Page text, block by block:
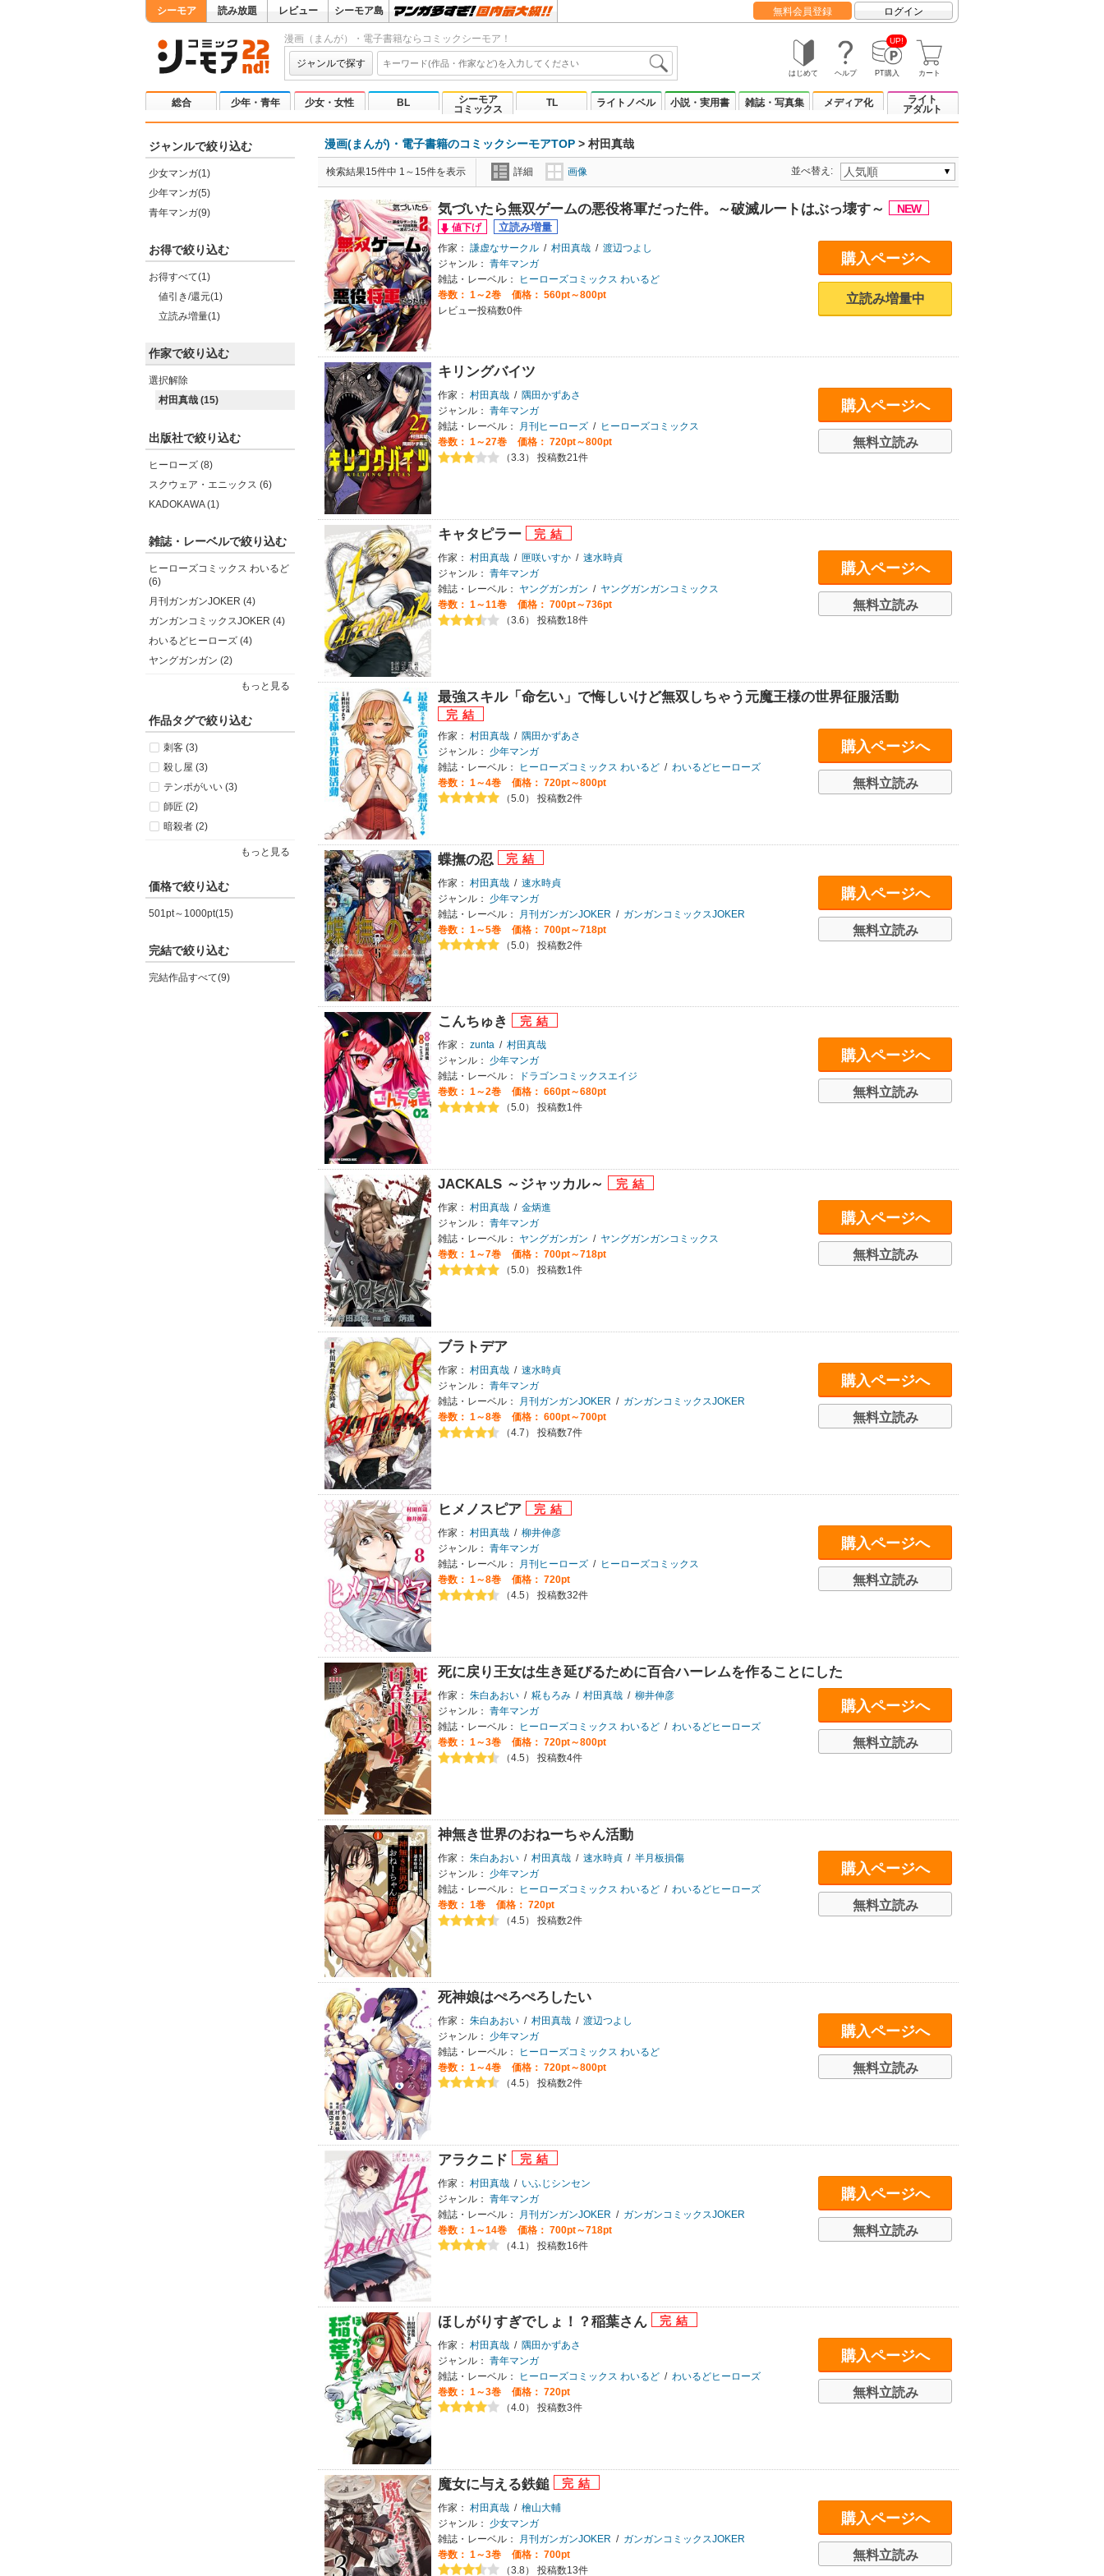
シーモア 読み放題 レビュー シーモア島 無料会員登録 ログイン
漫画（まんが）・電子書籍ならコミックシーモア！
ジャンルで探す
はじめて ヘルプ
UP!
PT購入 カート
総合 少年・青年 少女・女性 BL
シーモア
コミックス
TL ライトノベル 小説・実用書 雑誌・写真集 メディア化
ライト
アダルト
ジャンルで絞り込む
少女マンガ(1)
少年マンガ(5)
青年マンガ(9)
お得で絞り込む
お得すべて(1)
値引き/還元(1)
立読み増量(1)
作家で絞り込む
選択解除
村田真哉 (15)
出版社で絞り込む
ヒーローズ (8)
スクウェア・エニックス (6)
KADOKAWA (1)
雑誌・レーベルで絞り込む
ヒーローズコミックス わいるど
(6)
月刊ガンガンJOKER (4)
ガンガンコミックスJOKER (4)
わいるどヒーローズ (4)
ヤングガンガン (2)
もっと見る
作品タグで絞り込む
刺客 (3)
殺し屋 (3)
テンポがいい (3)
師匠 (2)
暗殺者 (2)
もっと見る
価格で絞り込む
501pt～1000pt(15)
完結で絞り込む
完結作品すべて(9)
漫画(まんが)・電子書籍のコミックシーモアTOP > 村田真哉
検索結果15件中 1～15件を表示 詳細 画像 並べ替え:
気づいたら無双ゲームの悪役将軍だった件。～破滅ルートはぶっ壊す～
作家： 謙虚なサークル / 村田真哉 / 渡辺つよし
ジャンル： 青年マンガ
雑誌・レーベル：
ヒーローズコミックス わいるど
巻数： 1～2巻
価格： 560pt～800pt
レビュー投稿数0件
購入ページへ
立読み増量中
キリングバイツ
作家： 村田真哉 / 隅田かずあさ
ジャンル： 青年マンガ
雑誌・レーベル：
月刊ヒーローズ /
ヒーローズコミックス
巻数： 1～27巻
価格： 720pt～800pt
（3.3） 投稿数21件
購入ページへ
無料立読み
キャタピラー
作家： 村田真哉 / 匣咲いすか / 速水時貞
ジャンル： 青年マンガ
雑誌・レーベル：
ヤングガンガン / ヤングガンガンコミックス
巻数： 1～11巻
価格： 700pt～736pt
（3.6） 投稿数18件
購入ページへ
無料立読み
最強スキル「命乞い」で悔しいけど無双しちゃう元魔王様の世界征服活動
作家： 村田真哉 / 隅田かずあさ
ジャンル：
少年マンガ
雑誌・レーベル：
ヒーローズコミックス わいるど / わいるどヒーローズ
巻数： 1～4巻
価格： 720pt～800pt
（5.0） 投稿数2件
購入ページへ
無料立読み
蝶撫の忍
作家： 村田真哉 / 速水時貞
ジャンル：
少年マンガ
雑誌・レーベル：
月刊ガンガンJOKER / ガンガンコミックスJOKER
巻数： 1～5巻
価格： 700pt～718pt
（5.0） 投稿数2件
購入ページへ
無料立読み
こんちゅき
作家： zunta / 村田真哉
ジャンル：
少年マンガ
雑誌・レーベル：
ドラゴンコミックスエイジ
巻数： 1～2巻
価格： 660pt～680pt
（5.0） 投稿数1件
購入ページへ
無料立読み
JACKALS ～ジャッカル～
作家： 村田真哉 / 金炳進
ジャンル： 青年マンガ
雑誌・レーベル：
ヤングガンガン / ヤングガンガンコミックス
巻数： 1～7巻
価格： 700pt～718pt
（5.0） 投稿数1件
購入ページへ
無料立読み
ブラトデア
作家： 村田真哉 / 速水時貞
ジャンル： 青年マンガ
雑誌・レーベル：
月刊ガンガンJOKER / ガンガンコミックスJOKER
巻数： 1～8巻
価格： 600pt～700pt
（4.7） 投稿数7件
購入ページへ
無料立読み
ヒメノスピア
作家： 村田真哉 / 柳井伸彦
ジャンル： 青年マンガ
雑誌・レーベル：
月刊ヒーローズ /
ヒーローズコミックス
巻数： 1～8巻
価格： 720pt
（4.5） 投稿数32件
購入ページへ
無料立読み
死に戻り王女は生き延びるために百合ハーレムを作ることにした
作家： 朱白あおい / 糀もろみ / 村田真哉 / 柳井伸彦
ジャンル： 青年マンガ
雑誌・レーベル：
ヒーローズコミックス わいるど / わいるどヒーローズ
巻数： 1～3巻
価格： 720pt～800pt
（4.5） 投稿数4件
購入ページへ
無料立読み
神無き世界のおねーちゃん活動
作家： 朱白あおい / 村田真哉 / 速水時貞 / 半月板損傷
ジャンル：
少年マンガ
雑誌・レーベル：
ヒーローズコミックス わいるど / わいるどヒーローズ
巻数： 1巻
価格： 720pt
（4.5） 投稿数2件
購入ページへ
無料立読み
死神娘はぺろぺろしたい
作家： 朱白あおい / 村田真哉 / 渡辺つよし
ジャンル：
少年マンガ
雑誌・レーベル：
ヒーローズコミックス わいるど
巻数： 1～4巻
価格： 720pt～800pt
（4.5） 投稿数2件
購入ページへ
無料立読み
アラクニド
作家： 村田真哉 / いふじシンセン
ジャンル： 青年マンガ
雑誌・レーベル：
月刊ガンガンJOKER / ガンガンコミックスJOKER
巻数： 1～14巻
価格： 700pt～718pt
（4.1） 投稿数16件
購入ページへ
無料立読み
ほしがりすぎでしょ！？稲葉さん
作家： 村田真哉 / 隅田かずあさ
ジャンル： 青年マンガ
雑誌・レーベル：
ヒーローズコミックス わいるど / わいるどヒーローズ
巻数： 1～3巻
価格： 720pt
（4.0） 投稿数3件
購入ページへ
無料立読み
魔女に与える鉄鎚
作家： 村田真哉 / 檜山大輔
ジャンル：
少女マンガ
雑誌・レーベル：
月刊ガンガンJOKER / ガンガンコミックスJOKER
巻数： 1～3巻
価格： 700pt
（3.8） 投稿数13件
購入ページへ
無料立読み